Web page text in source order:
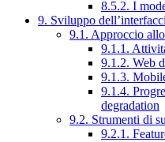
8.5.2. I
9. Sviluppo
9.1. Approccio
9.1.1.
9.1.2. Web
9.1.3.
9.1.4.
degradation
9.2. Strumenti di
9.2.1.